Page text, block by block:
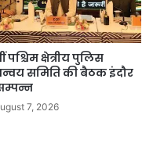
पश्चिम क्षेत्रीय पुलिस
समिति की बैठक इंदौर
7, 2026